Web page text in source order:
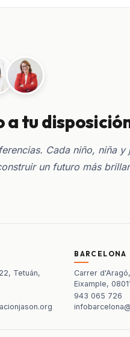
a tu
Cada niño, niña y
un futuro más
Tetuán,
BARCELONA
Carrer
Eixample,
943 065 726